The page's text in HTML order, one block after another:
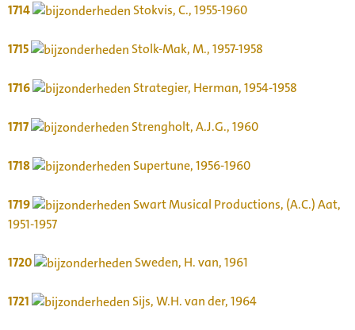
1714 Stokvis, C., 1955-1960
1715 Stolk-Mak, M., 1957-1958
1716 Strategier, Herman, 1954-1958
1717 Strengholt, A.J.G., 1960
1718 Supertune, 1956-1960
1719
Swart Musical Productions, (A.C.) Aat,
1951-1957
1720 Sweden, H. van, 1961
1721 Sijs, W.H. van der, 1964